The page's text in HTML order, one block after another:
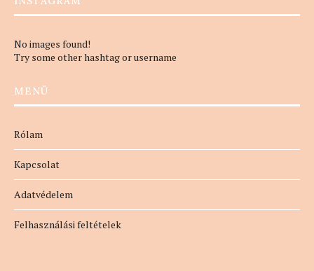
No images found!
Try some other hashtag or username
MENÜ
Rólam
Kapcsolat
Adatvédelem
Felhasználási feltételek